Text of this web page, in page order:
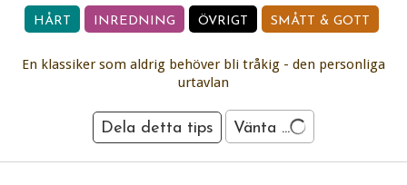
HÅRT INREDNING ÖVRIGT SMÅTT & GOTT
En klassiker som aldrig behöver bli tråkig - den personliga
urtavlan
Dela detta tips Vänta ...